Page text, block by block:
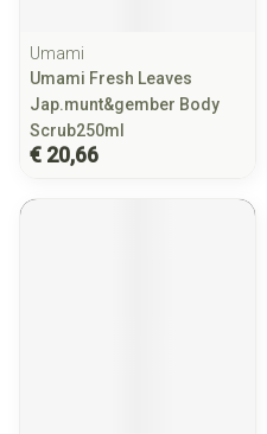
Umami
Umami Fresh Leaves
Jap.munt&gember Body
Scrub250ml
€ 20,66